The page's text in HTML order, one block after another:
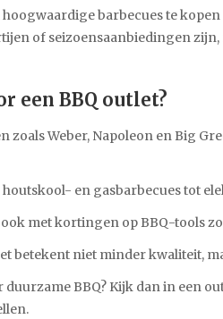
hoogwaardige barbecues te
of seizoensaanbiedingen
een BBQ outlet?
zoals Weber, Napoleon en Big
houtskool- en gasbarbecues tot
ook met kortingen op BBQ-tools
betekent niet minder kwaliteit,
duurzame BBQ? Kijk dan in een